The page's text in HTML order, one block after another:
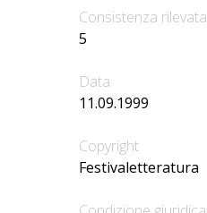
Consistenza rilevata
5
Data
11.09.1999
Copyright
Festivaletteratura